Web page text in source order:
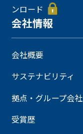
ンロード
会社情報
会社概要
サステナビリティ
拠点・グループ会社
受賞歴